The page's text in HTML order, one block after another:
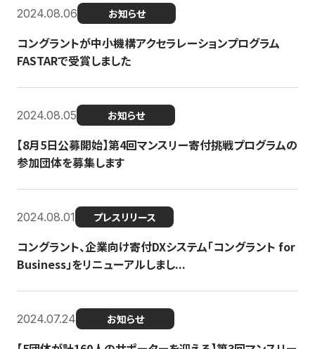
2024.08.06 お知らせ
コングラントが中小機構アクセラレーションプログラム
FASTARで受賞しました
2024.08.05 お知らせ
【8月5日公募開始】第4回マンスリー寄付挑戦プログラムの
参加団体を募集します
2024.08.01 プレスリリース
コングラント、企業向け寄付DXシステム「コングラント for
Business」をリニューアルしまし...
2024.07.24 お知らせ